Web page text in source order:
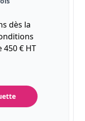
dès la
€ HT